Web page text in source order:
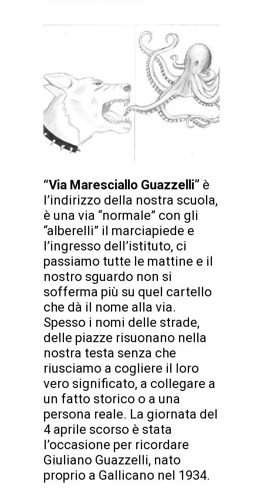
“Via Maresciallo Guazzelli” è
l’indirizzo della nostra scuola,
è una via “normale” con gli
“alberelli” il marciapiede e
l’ingresso dell’istituto, ci
passiamo tutte le mattine e il
nostro sguardo non si
sofferma più su quel cartello
che dà il nome alla via.
Spesso i nomi delle strade,
delle piazze risuonano nella
nostra testa senza che
riusciamo a cogliere il loro
vero significato, a collegare a
un fatto storico o a una
persona reale. La giornata del
4 aprile scorso è stata
l’occasione per ricordare
Giuliano Guazzelli, nato
proprio a Gallicano nel 1934.